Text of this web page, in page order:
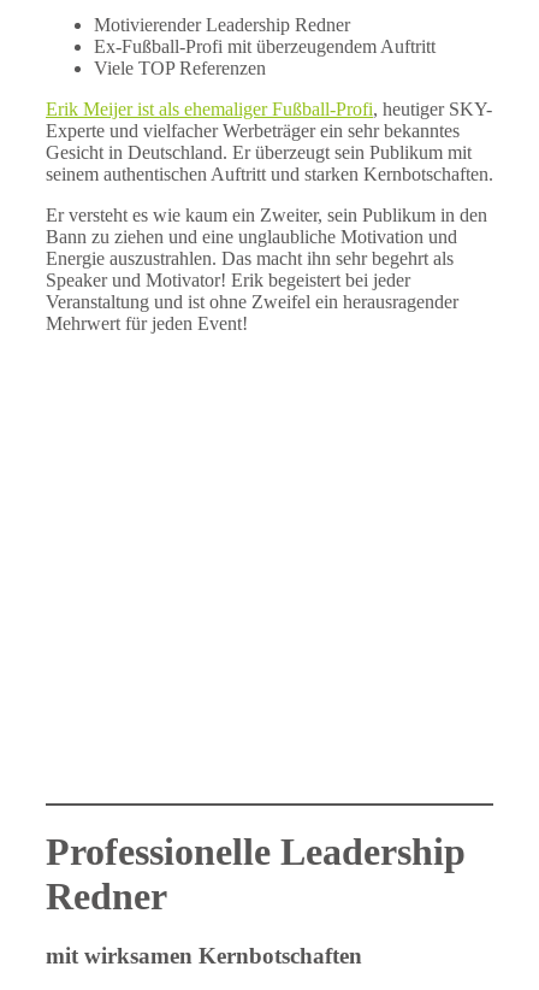
Motivierender Leadership Redner
Ex-Fußball-Profi mit überzeugendem Auftritt
Viele TOP Referenzen
Erik Meijer ist als ehemaliger Fußball-Profi, heutiger SKY-
Experte und vielfacher Werbeträger ein sehr bekanntes
Gesicht in Deutschland. Er überzeugt sein Publikum mit
seinem authentischen Auftritt und starken Kernbotschaften.
Er versteht es wie kaum ein Zweiter, sein Publikum in den
Bann zu ziehen und eine unglaubliche Motivation und
Energie auszustrahlen. Das macht ihn sehr begehrt als
Speaker und Motivator! Erik begeistert bei jeder
Veranstaltung und ist ohne Zweifel ein herausragender
Mehrwert für jeden Event!
Professionelle Leadership
Redner
mit wirksamen Kernbotschaften